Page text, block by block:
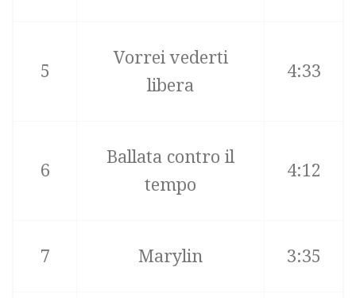
5
Vorrei vederti
libera
4:33
6
Ballata contro il
tempo
4:12
7 Marylin 3:35